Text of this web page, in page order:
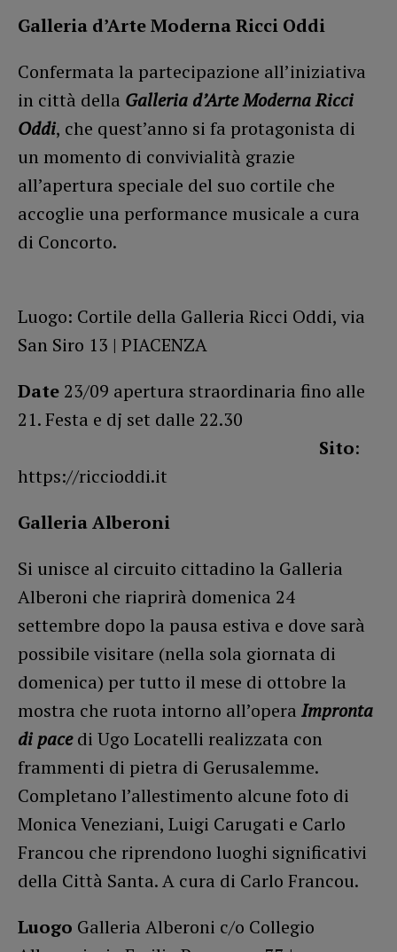
Galleria d’Arte Moderna Ricci Oddi
Confermata la partecipazione all’iniziativa
in città della Galleria d’Arte Moderna Ricci
Oddi, che quest’anno si fa protagonista di
un momento di convivialità grazie
all’apertura speciale del suo cortile che
accoglie una performance musicale a cura
di Concorto.
Luogo: Cortile della Galleria Ricci Oddi, via
San Siro 13 | PIACENZA
Date 23/09 apertura straordinaria fino alle
21. Festa e dj set dalle 22.30
Sito:
https://riccioddi.it
Galleria Alberoni
Si unisce al circuito cittadino la Galleria
Alberoni che riaprirà domenica 24
settembre dopo la pausa estiva e dove sarà
possibile visitare (nella sola giornata di
domenica) per tutto il mese di ottobre la
mostra che ruota intorno all’opera Impronta
di pacedi Ugo Locatelli realizzata con
frammenti di pietra di Gerusalemme.
Completano l’allestimento alcune foto di
Monica Veneziani, Luigi Carugati e Carlo
Francou che riprendono luoghi significativi
della Città Santa. A cura di Carlo Francou.
Luogo Galleria Alberoni c/o Collegio